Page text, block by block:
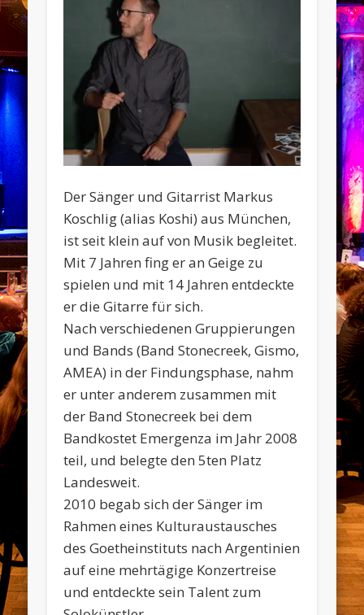
Der Sänger und Gitarrist Markus
Koschlig (alias Koshi) aus München,
ist seit klein auf von Musik begleitet.
Mit 7 Jahren fing er an Geige zu
spielen und mit 14 Jahren entdeckte
er die Gitarre für sich.
Nach verschiedenen Gruppierungen
und Bands (Band Stonecreek, Gismo,
AMEA) in der Findungsphase, nahm
er unter anderem zusammen mit
der Band Stonecreek bei dem
Bandkostet Emergenza im Jahr 2008
teil, und belegte den 5ten Platz
Landesweit.
2010 begab sich der Sänger im
Rahmen eines Kulturaustausches
des Goetheinstituts nach Argentinien
auf eine mehrtägige Konzertreise
und entdeckte sein Talent zum